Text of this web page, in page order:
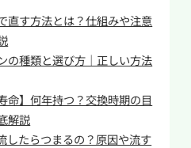
円にも満たないため節約
てしまえば修理には最低
かかります。無理な節約
こしてしまっては本末転
すようにしましょう。
直す方法とは？仕組みや注意
の種類と選び方｜正しい方法
命】何年持つ？交換時期の目
解説
したらつまるの？原因や流す